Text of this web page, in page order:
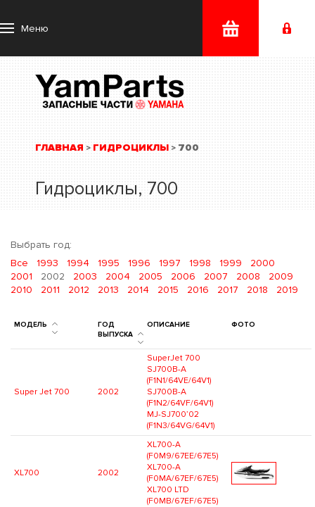
Меню
ГЛАВНАЯ > ГИДРОЦИКЛЫ > 700
Гидроциклы, 700
Выбрать год:
Все
1993 1994 1995 1996 1997 1998 1999
2000
2001 2002 2003 2004 2005 2006 2007 2008
2009
2010
2011 2012 2013 2014 2015 2016 2017 2018 2019
МОДЕЛЬ
ГОД
ВЫПУСКА
ОПИСАНИЕ ФОТО
Super Jet 700 2002
SuperJet 700
SJ700B-A
(F1N1/64VE/64V1)
SJ700B-A
(F1N2/64VF/64V1)
MJ-SJ700’02
(F1N3/64VG/64V1)
XL700 2002
XL700-A
(F0M9/67EE/67E5)
XL700-A
(F0MA/67EF/67E5)
XL700 LTD
(F0MB/67EF/67E5)